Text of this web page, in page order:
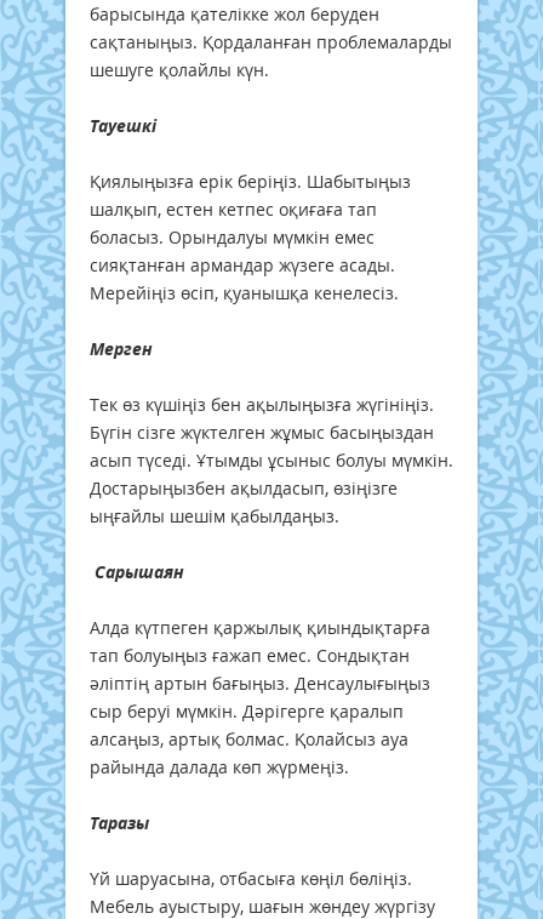
барысында қателікке жол беруден
сақтаныңыз. Қордаланған проблемаларды
шешуге қолайлы күн.
Тауешкі
Қиялыңызға ерік беріңіз. Шабытыңыз
шалқып, естен кетпес оқиғаға тап
боласыз. Орындалуы мүмкін емес
сияқтанған армандар жүзеге асады.
Мерейіңіз өсіп, қуанышқа кенелесіз.
Мерген
Тек өз күшіңіз бен ақылыңызға жүгініңіз.
Бүгін сізге жүктелген жұмыс басыңыздан
асып түседі. Ұтымды ұсыныс болуы мүмкін.
Достарыңызбен ақылдасып, өзіңізге
ыңғайлы шешім қабылдаңыз.
Сарышаян
Алда күтпеген қаржылық қиындықтарға
тап болуыңыз ғажап емес. Сондықтан
әліптің артын бағыңыз. Денсаулығыңыз
сыр беруі мүмкін. Дәрігерге қаралып
алсаңыз, артық болмас. Қолайсыз ауа
райында далада көп жүрмеңіз.
Таразы
Үй шаруасына, отбасыға көңіл бөліңіз.
Мебель ауыстыру, шағын жөндеу жүргізу